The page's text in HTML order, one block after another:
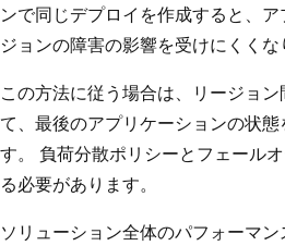
ンで同じデプロイを作成すると、
ジョンの障害の影響を受けにくくな
この方法に従う場合は、リージョ
て、最後のアプリケーションの状
す。 負荷分散ポリシーとフェール
る必要があります。
ソリューション全体のパフォーマ